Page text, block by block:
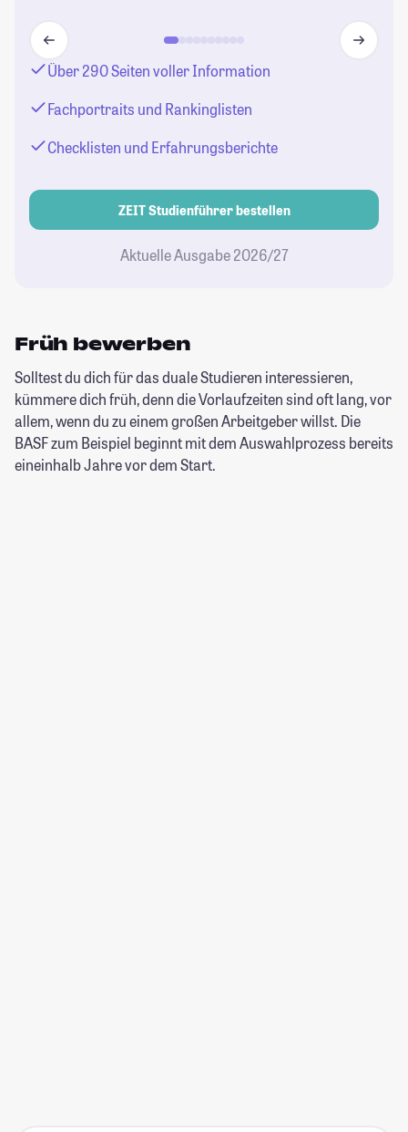
Über 290 Seiten voller Information
Fachportraits und Rankinglisten
Checklisten und Erfahrungsberichte
ZEIT Studienführer bestellen
Aktuelle Ausgabe 2026/27
Früh bewerben
Solltest du dich für das duale Studieren interessieren,
kümmere dich früh, denn die Vorlaufzeiten sind oft lang, vor
allem, wenn du zu einem großen Arbeitgeber willst. Die
BASF zum Beispiel beginnt mit dem Auswahlprozess bereits
eineinhalb Jahre vor dem Start.